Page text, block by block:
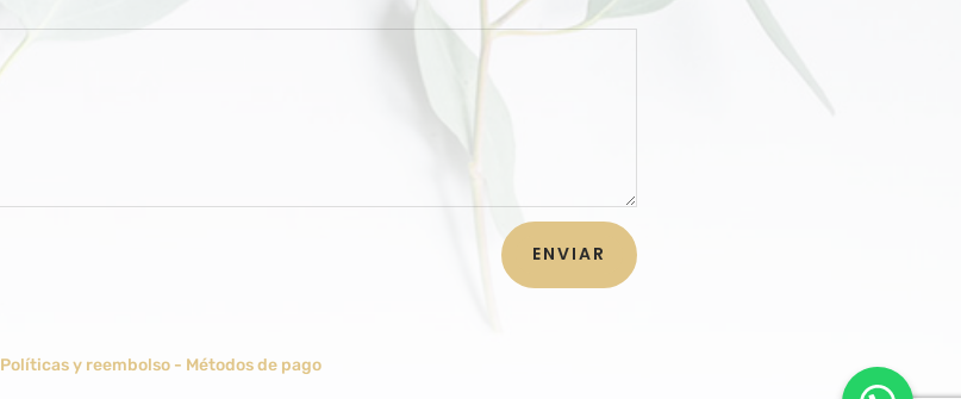
ENVIAR
Políticas y reembolso - Métodos de pago